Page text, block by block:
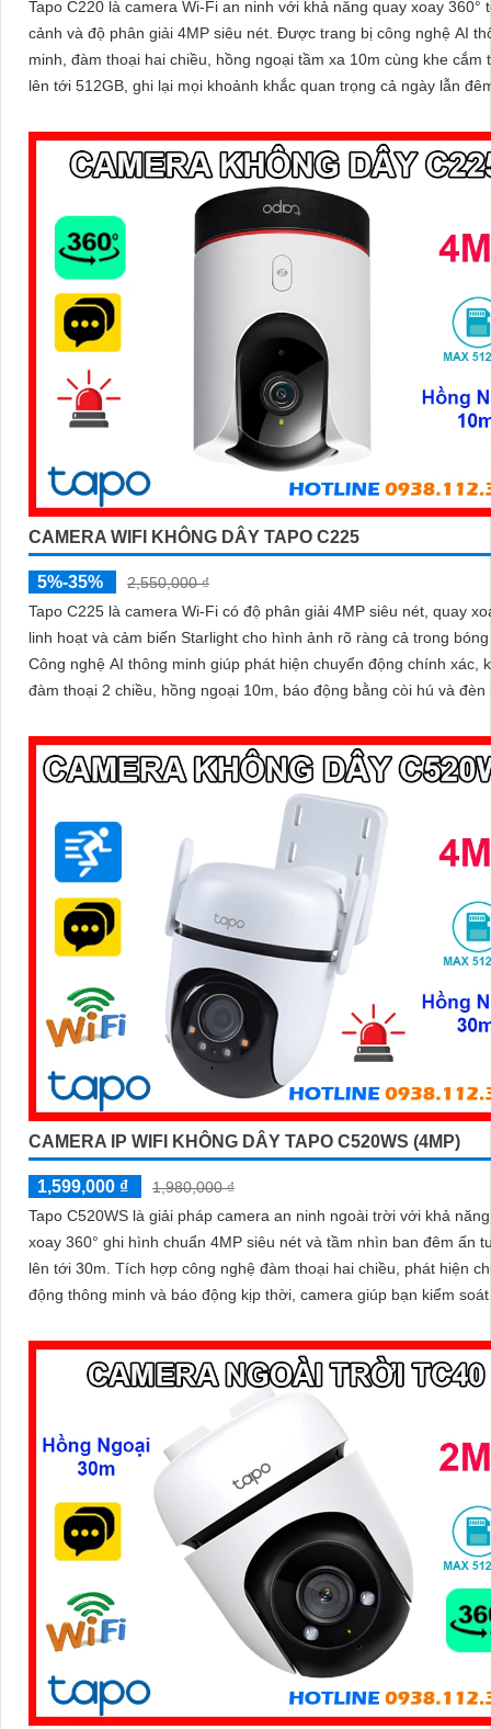
Tapo C220 là camera Wi-Fi an ninh với khả năng quay xoay 360°
cảnh và độ phân giải 4MP siêu nét. Được trang bị công nghệ AI thông
minh, đàm thoại hai chiều, hồng ngoại tầm xa 10m cùng khe cắm
lên tới 512GB, ghi lại mọi khoảnh khắc quan trọng cả ngày lẫn
CAMERA WIFI KHÔNG DÂY TAPO C225
5%-35%
2,550,000 ₫
Tapo C225 là camera Wi-Fi có độ phân giải 4MP siêu nét, quay
linh hoạt và cảm biến Starlight cho hình ảnh rõ ràng cả trong
Công nghệ AI thông minh giúp phát hiện chuyển động chính xác,
đàm thoại 2 chiều, hồng ngoại 10m, báo động bằng còi hú và đèn
512GB lưu trữ lâu dài
CAMERA IP WIFI KHÔNG DÂY TAPO C520WS (4MP)
1,599,000 ₫
1,980,000 ₫
Tapo C520WS là giải pháp camera an ninh ngoài trời với khả
xoay 360° ghi hình chuẩn 4MP siêu nét và tầm nhìn ban đêm ấn
lên tới 30m. Tích hợp công nghệ đàm thoại hai chiều, phát hiện chuyển
động thông minh và báo động kịp thời, camera giúp bạn kiểm